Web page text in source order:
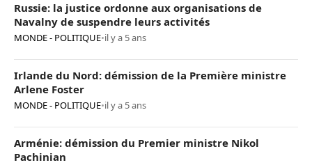
Russie: la justice ordonne aux organisations de
Navalny de suspendre leurs activités
MONDE - POLITIQUE•il y a 5 ans
Irlande du Nord: démission de la Première ministre
Arlene Foster
MONDE - POLITIQUE•il y a 5 ans
Arménie: démission du Premier ministre Nikol
Pachinian